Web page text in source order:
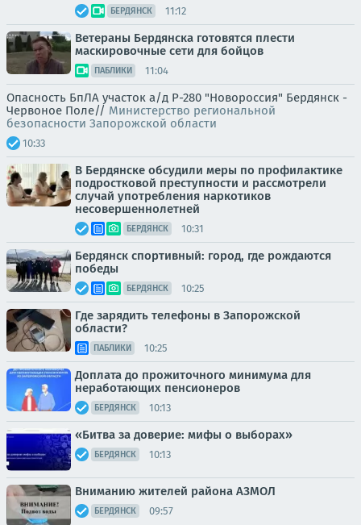
БЕРДЯНСК 11:12
Ветераны Бердянска готовятся плести
маскировочные сети для бойцов
ПАБЛИКИ 11:04
Опасность БпЛА участок а/д Р-280 "Новороссия" Бердянск -
Червоное Поле// Министерство региональной
безопасности Запорожской области
10:33
В Бердянске обсудили меры по профилактике
подростковой преступности и рассмотрели
случай употребления наркотиков
несовершеннолетней
БЕРДЯНСК 10:31
Бердянск спортивный: город, где рождаются
победы
БЕРДЯНСК 10:25
Где зарядить телефоны в Запорожской
области?
ПАБЛИКИ 10:25
Доплата до прожиточного минимума для
неработающих пенсионеров
БЕРДЯНСК 10:13
«Битва за доверие: мифы о выборах»
БЕРДЯНСК 10:13
Вниманию жителей района АЗМОЛ
БЕРДЯНСК 09:57